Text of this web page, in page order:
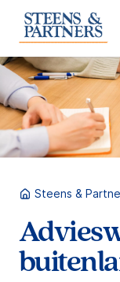
Steens &